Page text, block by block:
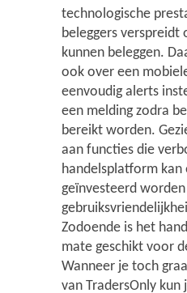
technologische
beleggers verspreidt
kunnen beleggen.
ook over een
eenvoudig alerts
een melding zodra
bereikt worden.
aan functies die
handelsplatform kan
geïnvesteerd
Zodoende is het
mate geschikt voor
Wanneer je toch
van TradersOnly